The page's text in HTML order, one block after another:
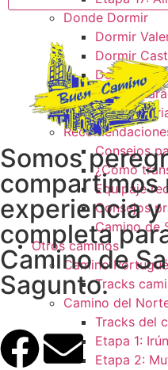
Donde Dormir
Dormir
Dormir
Dormir
Dormir
Dormir
Consejos
¿Como
Equipaje
Consejos
Camino de
Otros caminos
Camino
Tracks
Camino del
Tracks del
Etapa 1:
Etapa 2:
Somos
compartimos
experiencia y
completa
Camino de
Sagunto.